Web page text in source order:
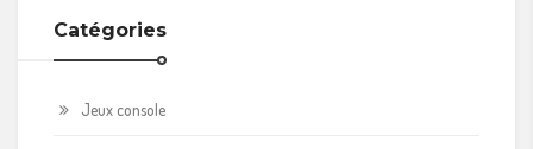
Catégories
Jeux console